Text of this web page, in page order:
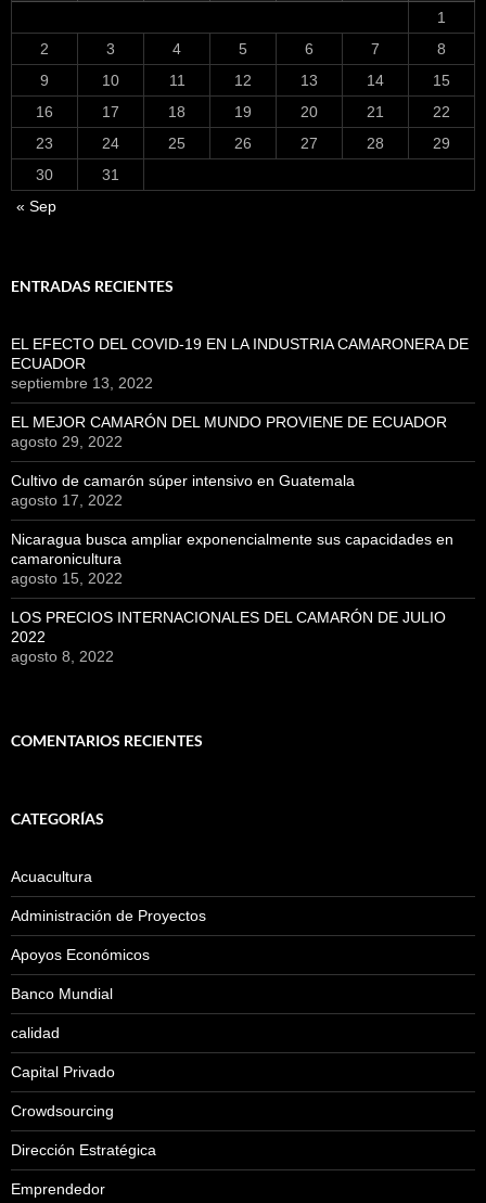
1
2
3 4 5 6 7
8
9
10 11 12 13 14
15
16
17 18 19 20 21
22
23
24 25 26 27 28
29
30
31
« Sep
ENTRADAS RECIENTES
EL EFECTO DEL COVID-19 EN LA INDUSTRIA CAMARONERA DE
ECUADOR
septiembre 13, 2022
EL MEJOR CAMARÓN DEL MUNDO PROVIENE DE ECUADOR
agosto 29, 2022
Cultivo de camarón súper intensivo en Guatemala
agosto 17, 2022
Nicaragua busca ampliar exponencialmente sus capacidades en
camaronicultura
agosto 15, 2022
LOS PRECIOS INTERNACIONALES DEL CAMARÓN DE JULIO
2022
agosto 8, 2022
COMENTARIOS RECIENTES
CATEGORÍAS
Acuacultura
Administración de Proyectos
Apoyos Económicos
Banco Mundial
calidad
Capital Privado
Crowdsourcing
Dirección Estratégica
Emprendedor